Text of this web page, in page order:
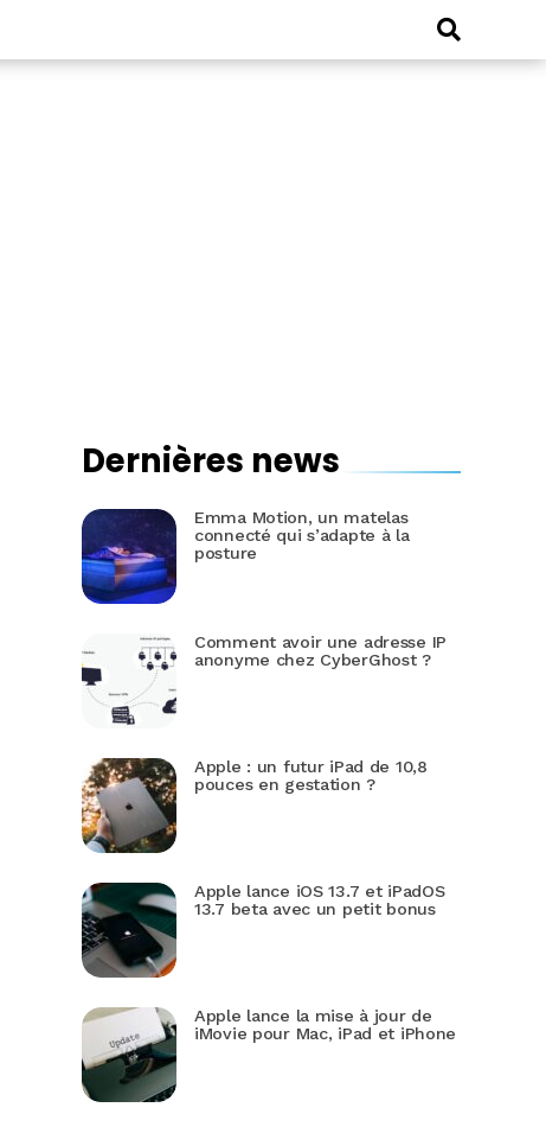
Dernières news
Emma Motion, un matelas
connecté qui s’adapte à la
posture
Comment avoir une adresse IP
anonyme chez CyberGhost ?
Apple : un futur iPad de 10,8
pouces en gestation ?
Apple lance iOS 13.7 et iPadOS
13.7 beta avec un petit bonus
Apple lance la mise à jour de
iMovie pour Mac, iPad et iPhone